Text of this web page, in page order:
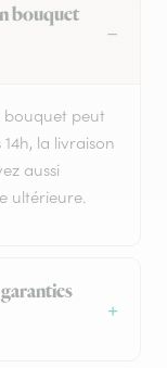
bouquet
bouquet peut
la livraison
aussi
ultérieure.